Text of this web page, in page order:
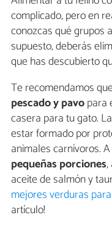
complicado, pero en
conozcas qué grupos
supuesto, deberás
que has descubierto
Te recomendamos
pescado y pavopara
casera para tu gato.
estar formado por
animales carnívoros.
pequeñas porciones,
aceite de salmón y
mejores verduras
artículo!